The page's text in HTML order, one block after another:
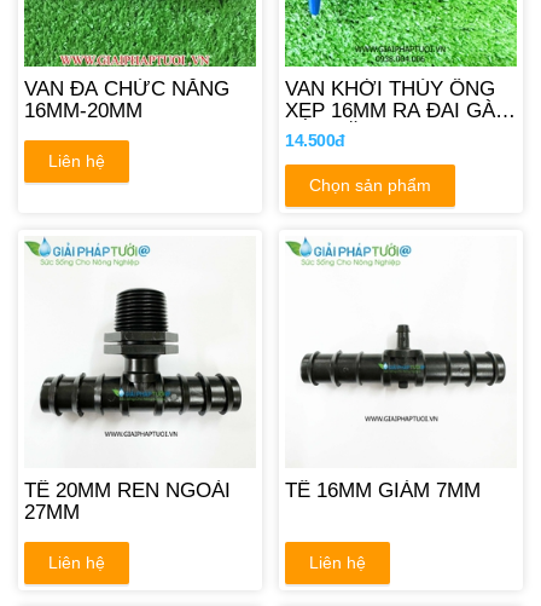
VAN ĐA CHỨC NĂNG
16MM-20MM
Liên hệ
VAN KHỞI THỦY ỐNG
XẸP 16MM RA ĐAI GÀI
REN VẶN 21MM
14.500đ
Chọn sản phẩm
TÊ 20MM REN NGOÀI
27MM
Liên hệ
TÊ 16MM GIẢM 7MM
Liên hệ